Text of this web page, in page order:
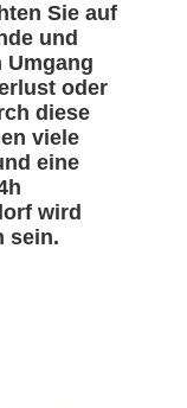
Sie auf
und
Umgang
oder
diese
viele
eine
wird
sein.